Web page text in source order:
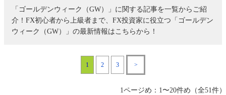
「ゴールデンウィーク（GW）」に関する記事を一覧からご紹
介！FX初心者から上級者まで、FX投資家に役立つ「ゴールデン
ウィーク（GW）」の最新情報はこちらから！
1 2 3 >
1ページめ：1〜20件め（全51件）